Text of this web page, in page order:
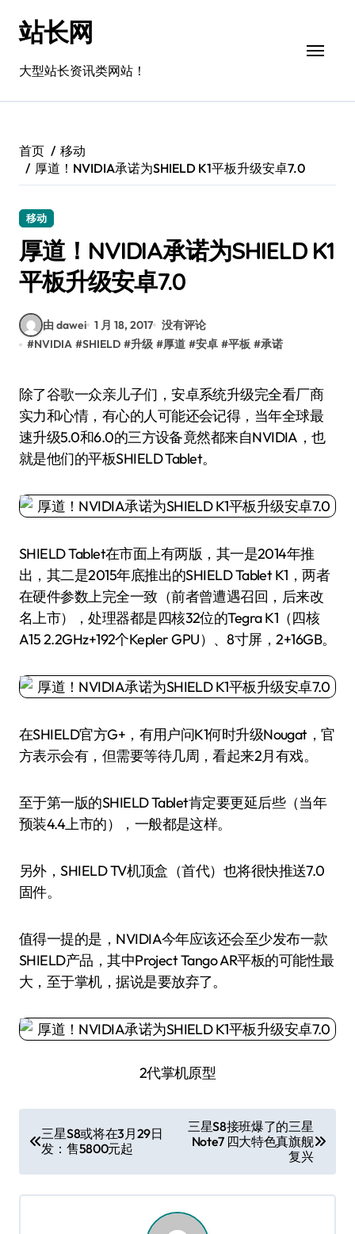
站长网
大型站长资讯类网站！
首页
移动
厚道！NVIDIA承诺为SHIELD K1平板升级安卓7.0
移动
厚道！NVIDIA承诺为SHIELD K1
平板升级安卓7.0
由 dawei 1 月 18, 2017 没有评论
#NVIDIA #SHIELD #升级 #厚道 #安卓 #平板 #承诺
除了谷歌一众亲儿子们，安卓系统升级完全看厂商
实力和心情，有心的人可能还会记得，当年全球最
速升级5.0和6.0的三方设备竟然都来自NVIDIA，也
就是他们的平板SHIELD Tablet。
SHIELD Tablet在市面上有两版，其一是2014年推
出，其二是2015年底推出的SHIELD Tablet K1，两者
在硬件参数上完全一致（前者曾遭遇召回，后来改
名上市），处理器都是四核32位的Tegra K1（四核
A15 2.2GHz+192个Kepler GPU）、8寸屏，2+16GB。
在SHIELD官方G+，有用户问K1何时升级Nougat，官
方表示会有，但需要等待几周，看起来2月有戏。
至于第一版的SHIELD Tablet肯定要更延后些（当年
预装4.4上市的），一般都是这样。
另外，SHIELD TV机顶盒（首代）也将很快推送7.0
固件。
值得一提的是，NVIDIA今年应该还会至少发布一款
SHIELD产品，其中Project Tango AR平板的可能性最
大，至于掌机，据说是要放弃了。
2代掌机原型
章
导
航
三星S8或将在3月29日
发：售5800元起
三星S8接班爆了的三星
Note7 四大特色真旗舰
复兴